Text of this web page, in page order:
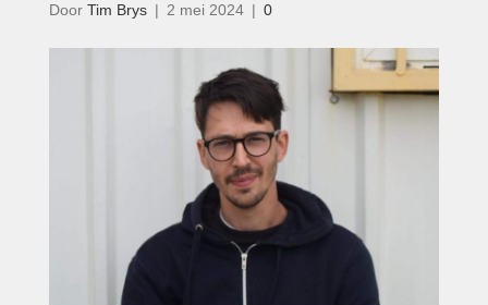
Door Tim Brys | 2 mei 2024 | 0